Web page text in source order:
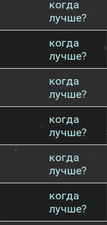
когда
лучше?
когда
лучше?
когда
лучше?
когда
лучше?
когда
лучше?
когда
лучше?